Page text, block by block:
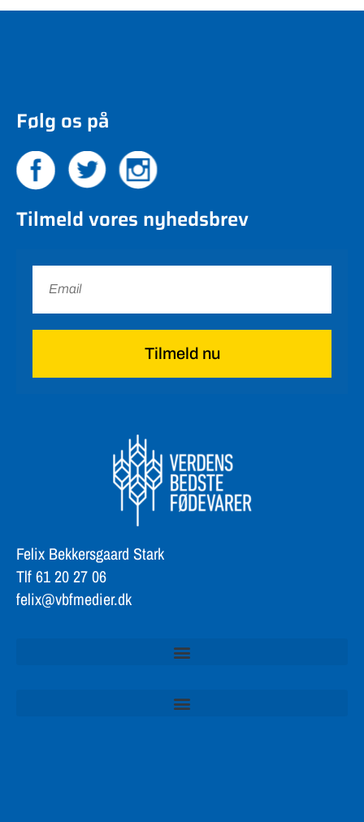
Følg os på
Tilmeld vores nyhedsbrev
Tilmeld nu
Felix Bekkersgaard Stark
Tlf 61 20 27 06
felix@vbfmedier.dk